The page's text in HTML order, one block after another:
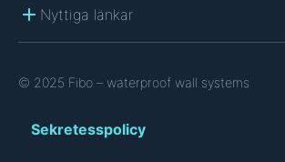
Nyttiga länkar
© 2025 Fibo – waterproof wall systems
Sekretesspolicy